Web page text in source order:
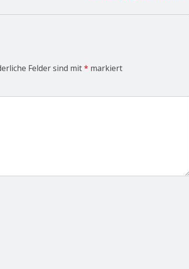
Felder sind mit* markiert